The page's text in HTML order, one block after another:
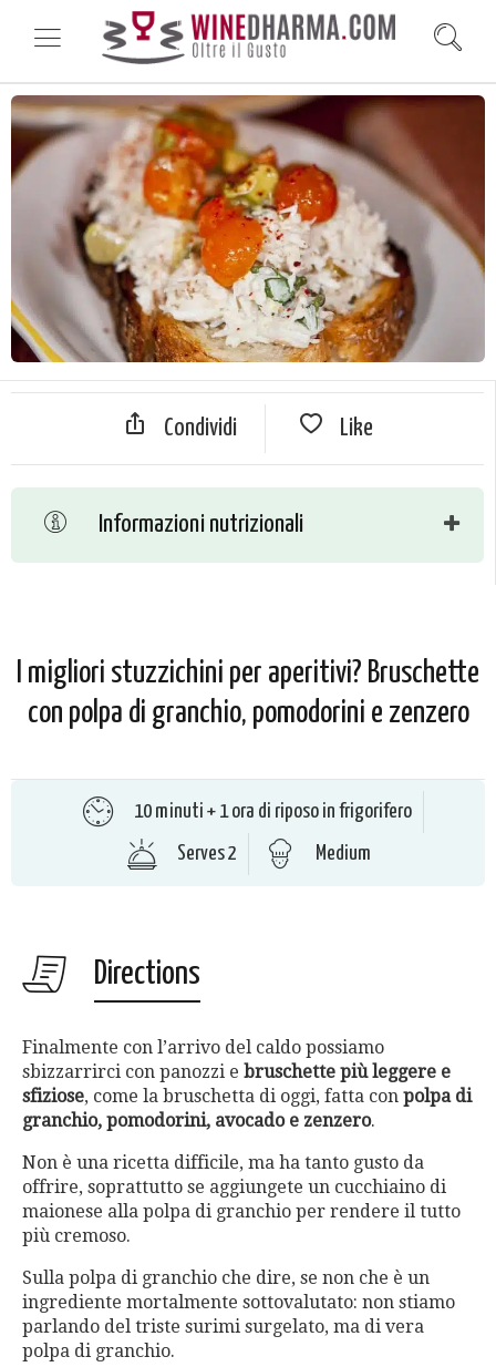
Condividi Like
Informazioni nutrizionali
I migliori stuzzichini per aperitivi? Bruschette
con polpa di granchio, pomodorini e zenzero
10 minuti + 1 ora di riposo in frigorifero
Serves 2
Medium
Directions
Finalmente con l’arrivo del caldo possiamo
sbizzarrirci con panozzi e bruschette più leggere e
sfiziose, come la bruschetta di oggi, fatta con polpa di
granchio, pomodorini, avocado e zenzero.
Non è una ricetta difficile, ma ha tanto gusto da
offrire, soprattutto se aggiungete un cucchiaino di
maionese alla polpa di granchio per rendere il tutto
più cremoso.
Sulla polpa di granchio che dire, se non che è un
ingrediente mortalmente sottovalutato: non stiamo
parlando del triste surimi surgelato, ma di vera
polpa di granchio.